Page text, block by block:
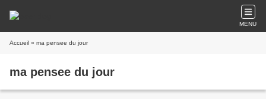
MENU
Accueil » ma pensee du jour
ma pensee du jour